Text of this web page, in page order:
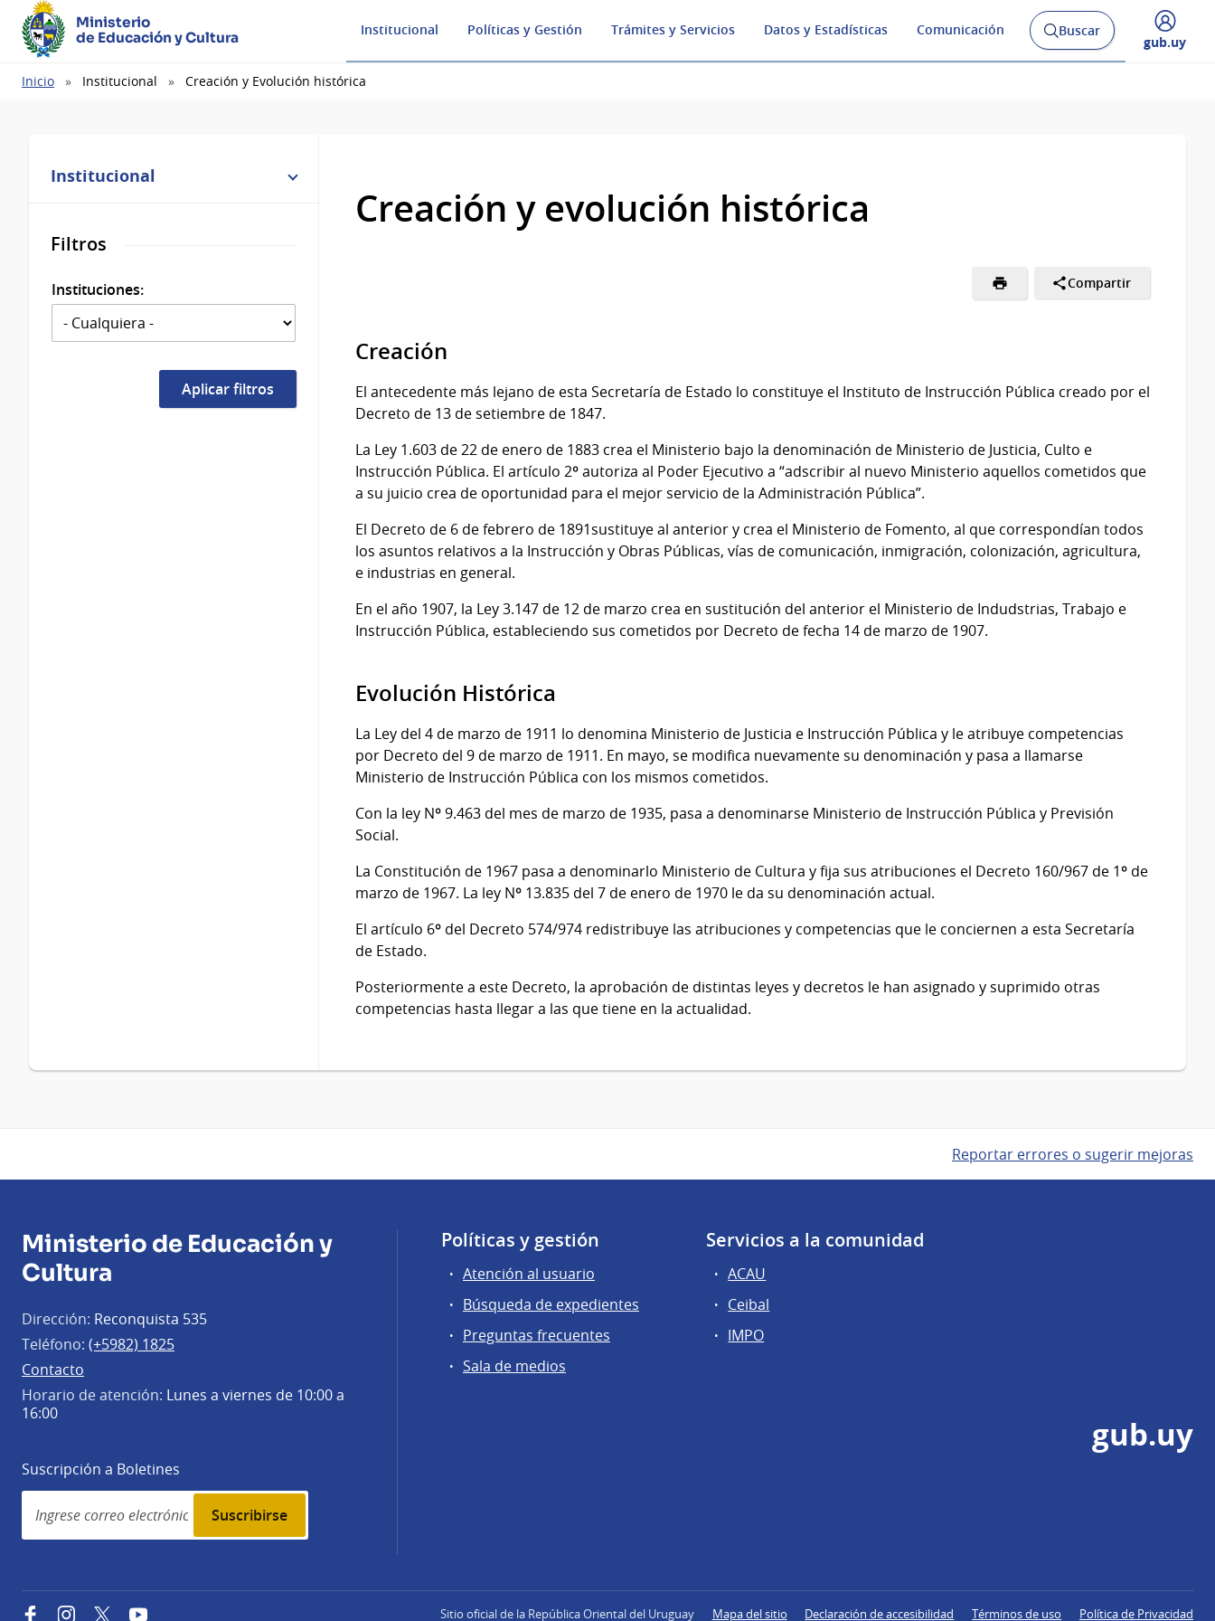
Ministerio
de Educación y Cultura
Institucional Políticas y Gestión Trámites y Servicios Datos y Estadísticas Comunicación
Abrir
buscador
Buscar
Desplegar
gub.uy
Ruta
Inicio Institucional Creación y Evolución histórica
Institucional
Filtros
Instituciones:
Creación y evolución histórica
Compartir
Creación
El antecedente más lejano de esta Secretaría de Estado lo constituye el Instituto de Instrucción Pública creado por el
Decreto de 13 de setiembre de 1847.
La Ley 1.603 de 22 de enero de 1883 crea el Ministerio bajo la denominación de Ministerio de Justicia, Culto e
Instrucción Pública. El artículo 2º autoriza al Poder Ejecutivo a “adscribir al nuevo Ministerio aquellos cometidos que
a su juicio crea de oportunidad para el mejor servicio de la Administración Pública”.
El Decreto de 6 de febrero de 1891sustituye al anterior y crea el Ministerio de Fomento, al que correspondían todos
los asuntos relativos a la Instrucción y Obras Públicas, vías de comunicación, inmigración, colonización, agricultura,
e industrias en general.
En el año 1907, la Ley 3.147 de 12 de marzo crea en sustitución del anterior el Ministerio de Indudstrias, Trabajo e
Instrucción Pública, estableciendo sus cometidos por Decreto de fecha 14 de marzo de 1907.
Evolución Histórica
La Ley del 4 de marzo de 1911 lo denomina Ministerio de Justicia e Instrucción Pública y le atribuye competencias
por Decreto del 9 de marzo de 1911. En mayo, se modifica nuevamente su denominación y pasa a llamarse
Ministerio de Instrucción Pública con los mismos cometidos.
Con la ley Nº 9.463 del mes de marzo de 1935, pasa a denominarse Ministerio de Instrucción Pública y Previsión
Social.
La Constitución de 1967 pasa a denominarlo Ministerio de Cultura y fija sus atribuciones el Decreto 160/967 de 1º de
marzo de 1967. La ley Nº 13.835 del 7 de enero de 1970 le da su denominación actual.
El artículo 6º del Decreto 574/974 redistribuye las atribuciones y competencias que le conciernen a esta Secretaría
de Estado.
Posteriormente a este Decreto, la aprobación de distintas leyes y decretos le han asignado y suprimido otras
competencias hasta llegar a las que tiene en la actualidad.
Reportar errores o sugerir mejoras
Ministerio de Educación y
Cultura
Dirección: Reconquista 535
Teléfono: (+5982) 1825
Contacto
Horario de atención: Lunes a viernes de 10:00 a
16:00
Suscripción a Boletines
Simplenews
subscription
Políticas y gestión
Atención al usuario
Búsqueda de expedientes
Preguntas frecuentes
Sala de medios
Servicios a la comunidad
ACAU
Ceibal
IMPO
gub.uy
FacebookInstagramTwitterYouTube Sitio oficial de la República Oriental del Uruguay Mapa del sitio Declaración de accesibilidad Términos de uso Política de Privacidad